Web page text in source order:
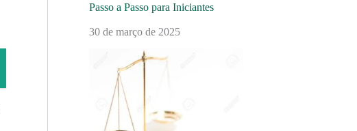
Passo a Passo para Iniciantes
30 de março de 2025